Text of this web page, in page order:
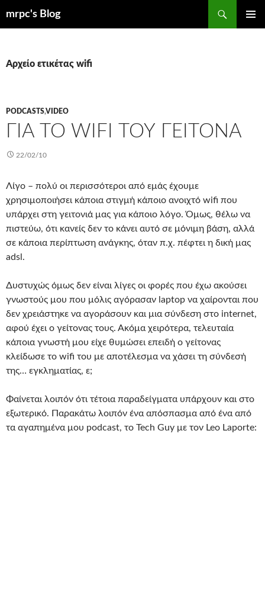
mrpc's Blog
Αρχείο ετικέτας wifi
PODCASTS,VIDEO
ΓΙΑ ΤΟ WIFI ΤΟΥ ΓΕΊΤΟΝΑ
22/02/10
Λίγο – πολύ οι περισσότεροι από εμάς έχουμε
χρησιμοποιήσει κάποια στιγμή κάποιο ανοιχτό wifi που
υπάρχει στη γειτονιά μας για κάποιο λόγο. Όμως, θέλω να
πιστεύω, ότι κανείς δεν το κάνει αυτό σε μόνιμη βάση, αλλά
σε κάποια περίπτωση ανάγκης, όταν π.χ. πέφτει η δική μας
adsl.
Δυστυχώς όμως δεν είναι λίγες οι φορές που έχω ακούσει
γνωστούς μου που μόλις αγόρασαν laptop να χαίρονται που
δεν χρειάστηκε να αγοράσουν και μια σύνδεση στο internet,
αφού έχει ο γείτονας τους. Ακόμα χειρότερα, τελευταία
κάποια γνωστή μου είχε θυμώσει επειδή ο γείτονας
κλείδωσε το wifi του με αποτέλεσμα να χάσει τη σύνδεσή
της… εγκληματίας, ε;
Φαίνεται λοιπόν ότι τέτοια παραδείγματα υπάρχουν και στο
εξωτερικό. Παρακάτω λοιπόν ένα απόσπασμα από ένα από
τα αγαπημένα μου podcast, το Tech Guy με τον Leo Laporte: